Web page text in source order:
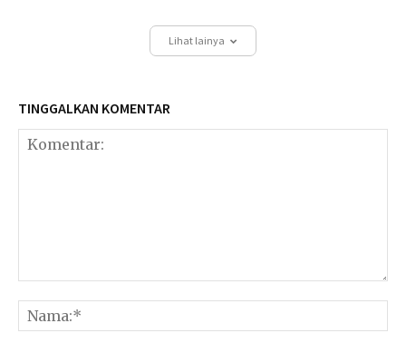
Lihat lainya
TINGGALKAN KOMENTAR